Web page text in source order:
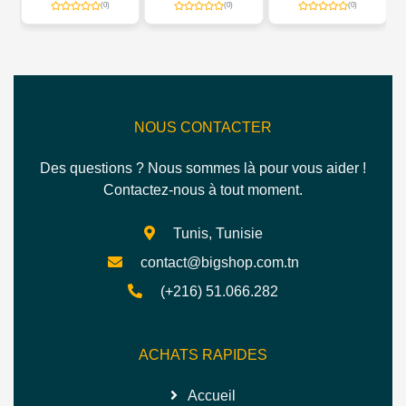
(0) (0) (0)
NOUS CONTACTER
Des questions ? Nous sommes là pour vous aider !
Contactez-nous à tout moment.
Tunis, Tunisie
contact@bigshop.com.tn
(+216) 51.066.282
ACHATS RAPIDES
Accueil